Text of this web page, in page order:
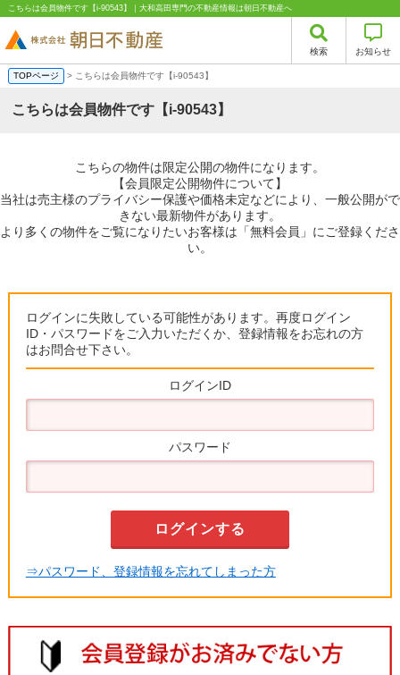
こちらは会員物件です【i-90543】｜大和高田専門の不動産情報は朝日不動産へ
検索 お知らせ
TOPページ > こちらは会員物件です【i-90543】
こちらは会員物件です【i-90543】
こちらの物件は限定公開の物件になります。
【会員限定公開物件について】
当社は売主様のプライバシー保護や価格未定などにより、一般公開がで
きない最新物件があります。
より多くの物件をご覧になりたいお客様は「無料会員」にご登録くださ
い。
ログインに失敗している可能性があります。再度ログイン
ID・パスワードをご入力いただくか、登録情報をお忘れの方
はお問合せ下さい。
ログインID
パスワード
⇒パスワード、登録情報を忘れてしまった方